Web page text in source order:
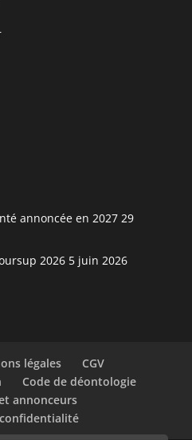
annoncée en 2027 29
2026 5 juin 2026
légales
CGV
Code de déontologie
annonceurs